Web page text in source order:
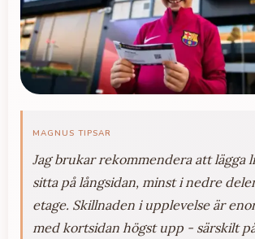
MAGNUS TIPSAR
Jag brukar rekommendera att lägga
sitta på långsidan, minst i nedre
etage. Skillnaden i upplevelse är
med kortsidan högst upp - särskilt